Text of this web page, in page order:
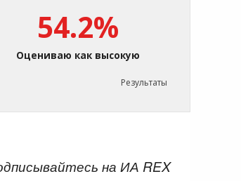
54.2%
Оцениваю как высокую
Результаты
на ИА REX